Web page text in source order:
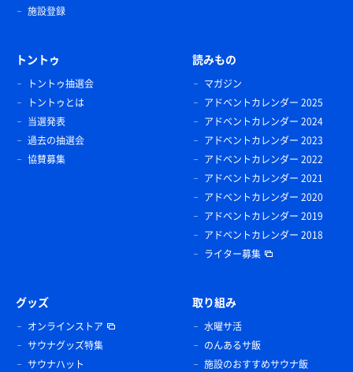
施設登録
トントゥ
トントゥ抽選会
トントゥとは
当選発表
過去の抽選会
協賛募集
読みもの
マガジン
アドベントカレンダー 2025
アドベントカレンダー 2024
アドベントカレンダー 2023
アドベントカレンダー 2022
アドベントカレンダー 2021
アドベントカレンダー 2020
アドベントカレンダー 2019
アドベントカレンダー 2018
ライター募集
グッズ
オンラインストア
サウナグッズ特集
サウナハット
取り組み
水曜サ活
のんあるサ飯
施設のおすすめサウナ飯